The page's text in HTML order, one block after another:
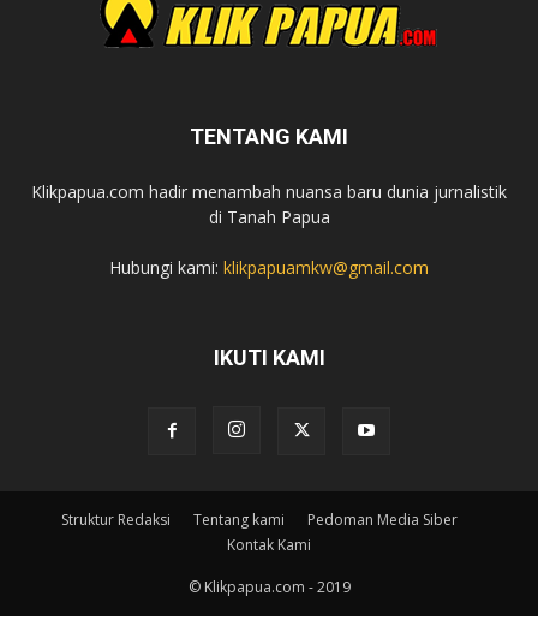
TENTANG KAMI
Klikpapua.com hadir menambah nuansa baru dunia jurnalistik
di Tanah Papua
Hubungi kami: klikpapuamkw@gmail.com
IKUTI KAMI
Struktur Redaksi Tentang kami
Pedoman Media Siber
Kontak Kami
© Klikpapua.com - 2019